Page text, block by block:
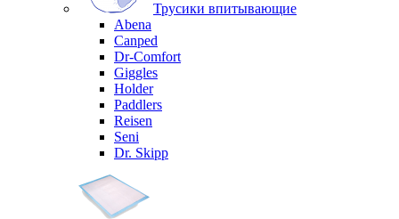
Трусики впитывающие
Abena
Canped
Dr-Comfort
Giggles
Holder
Paddlers
Reisen
Seni
Dr. Skipp